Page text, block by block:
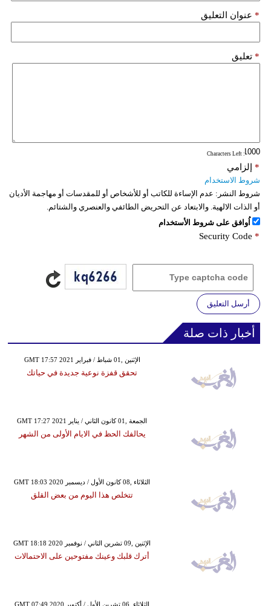
عنوان التعليق *
تعليق *
: Characters Left
إلزامي *
شروط الاستخدام
شروط النشر: عدم الإساءة للكاتب أو للأشخاص أو للمقدسات أو مهاجمة الأديان
أو الذات الالهية. والابتعاد عن التحريض الطائفي والعنصري والشتائم.
اُوافق على شروط الأستخدام
Security Code *
أرسل التعليق
أخبار ذات صلة
GMT 17:57 2021 الإثنين ,01 شباط / فبراير
تحقق قفزة نوعية جديدة في حياتك
GMT 17:27 2021 الجمعة ,01 كانون الثاني / يناير
يحالفك الحظ في الايام الأولى من الشهر
GMT 18:03 2020 الثلاثاء ,08 كانون الأول / ديسمبر
تتخلص هذا اليوم من بعض القلق
GMT 18:18 2020 الإثنين ,09 تشرين الثاني / نوفمبر
أترك قلبك وعينك مفتوحين على الاحتمالات
GMT 07:49 2020 الثلاثاء ,06 تشرين الأول / أكتوبر